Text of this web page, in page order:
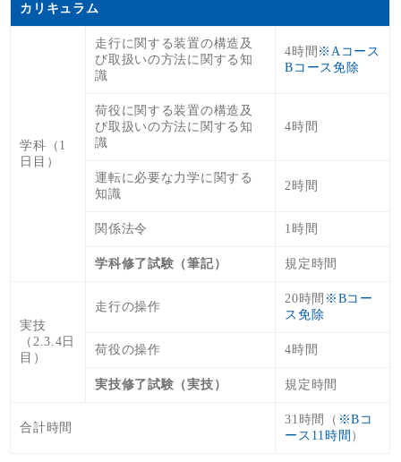
カリキュラム
学科（1
日目）
走行に関する装置の構造及
び取扱いの方法に関する知
識
4時間 ※Aコース
Bコース免除
荷役に関する装置の構造及
び取扱いの方法に関する知
識
4時間
運転に必要な力学に関する
知識
2時間
関係法令 1時間
学科修了試験（筆記） 規定時間
実技
（2.3.4日
目）
走行の操作
20時間 ※Bコー
ス免除
荷役の操作 4時間
実技修了試験（実技） 規定時間
合計時間
31時間（ ※Bコ
ース11時間 ）